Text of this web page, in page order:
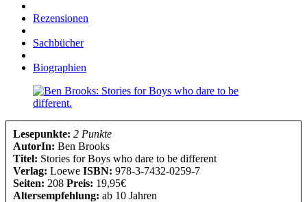
Rezensionen
Sachbücher
Biographien
Lesepunkte: 2 Punkte
AutorIn: Ben Brooks
Titel: Stories for Boys who dare to be different
Verlag: Loewe ISBN: 978-3-7432-0259-7
Seiten: 208 Preis: 19,95€
Altersempfehlung: ab 10 Jahren